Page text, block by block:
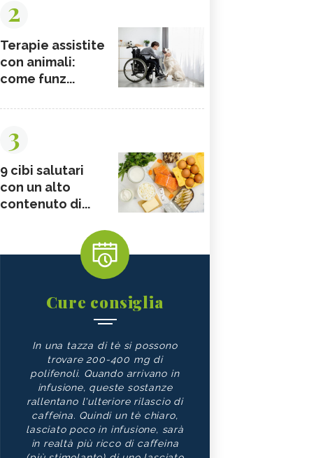
2
Terapie assistite
con animali:
come funz...
3
9 cibi salutari
con un alto
contenuto di...
Cure consiglia
In una tazza di tè si possono
trovare 200-400 mg di
polifenoli. Quando arrivano in
infusione, queste sostanze
rallentano l'ulteriore rilascio di
caffeina. Quindi un tè chiaro,
lasciato poco in infusione, sarà
in realtà più ricco di caffeina